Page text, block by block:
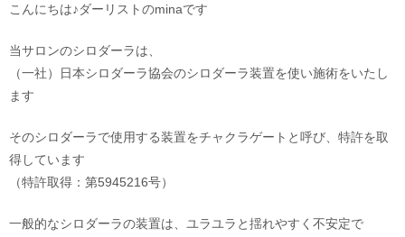
こんにちは♪ダーリストのminaです
当サロンのシロダーラは、
（一社）日本シロダーラ協会のシロダーラ装置を使い施術をいたし
ます
そのシロダーラで使用する装置をチャクラゲートと呼び、特許を取
得しています
（特許取得：第5945216号）
一般的なシロダーラの装置は、ユラユラと揺れやすく不安定で